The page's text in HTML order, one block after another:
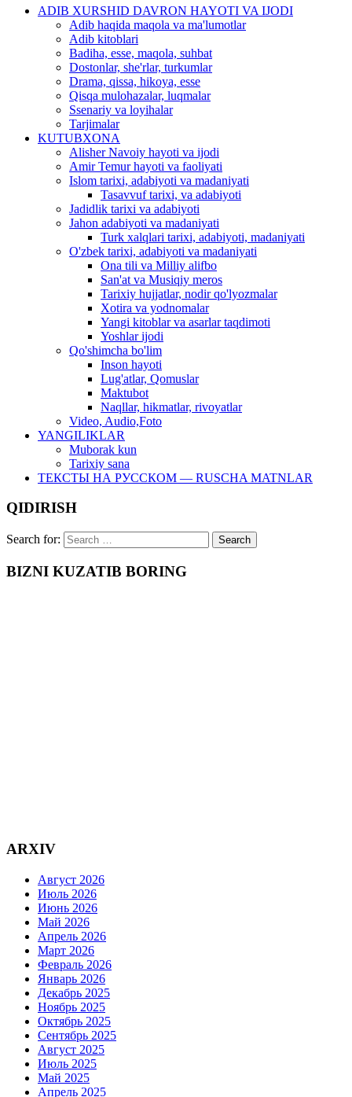
ADIB XURSHID DAVRON HAYOTI VA IJODI
Adib haqida maqola va ma'lumotlar
Adib kitoblari
Badiha, esse, maqola, suhbat
Dostonlar, she'rlar, turkumlar
Drama, qissa, hikoya, esse
Qisqa mulohazalar, luqmalar
Ssenariy va loyihalar
Tarjimalar
KUTUBXONA
Alisher Navoiy hayoti va ijodi
Amir Temur hayoti va faoliyati
Islom tarixi, adabiyoti va madaniyati
Tasavvuf tarixi, va adabiyoti
Jadidlik tarixi va adabiyoti
Jahon adabiyoti va madaniyati
Turk xalqlari tarixi, adabiyoti, madaniyati
O'zbek tarixi, adabiyoti va madaniyati
Ona tili va Milliy alifbo
San'at va Musiqiy meros
Tarixiy hujjatlar, nodir qo'lyozmalar
Xotira va yodnomalar
Yangi kitoblar va asarlar taqdimoti
Yoshlar ijodi
Qo'shimcha bo'lim
Inson hayoti
Lug'atlar, Qomuslar
Maktubot
Naqllar, hikmatlar, rivoyatlar
Video, Audio,Foto
YANGILIKLAR
Muborak kun
Tarixiy sana
ТЕКСТЫ НА РУССКОМ — RUSCHA MATNLAR
QIDIRISH
Search for:
BIZNI KUZATIB BORING
ARXIV
Август 2026
Июль 2026
Июнь 2026
Май 2026
Апрель 2026
Март 2026
Февраль 2026
Январь 2026
Декабрь 2025
Ноябрь 2025
Октябрь 2025
Сентябрь 2025
Август 2025
Июль 2025
Май 2025
Апрель 2025